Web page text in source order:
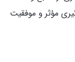
مؤثر و موفقیت